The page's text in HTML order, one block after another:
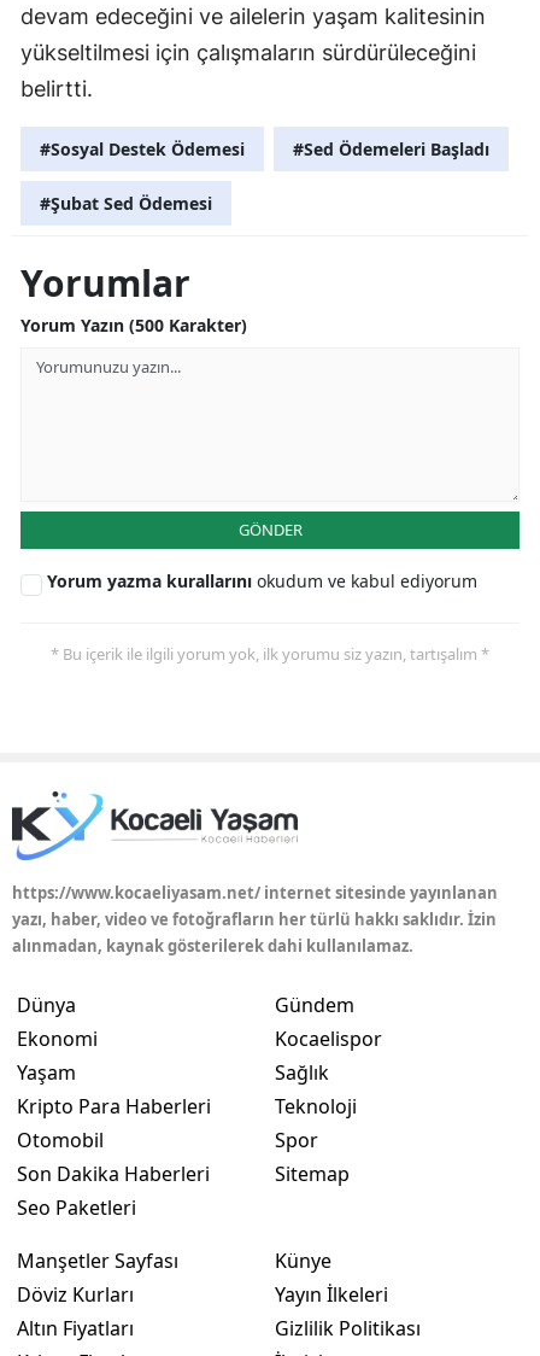
Kırıkkale
Şırnak
Bartın
devam edeceğini ve ailelerin yaşam kalitesinin
yükseltilmesi için çalışmaların sürdürüleceğini
belirtti.
#Sosyal Destek Ödemesi #Sed Ödemeleri Başladı
#Şubat Sed Ödemesi
Yorumlar
Yorum Yazın (500 Karakter)
GÖNDER
Yorum yazma kurallarını okudum ve kabul ediyorum
* Bu içerik ile ilgili yorum yok, ilk yorumu siz yazın, tartışalım *
https://www.kocaeliyasam.net/ internet sitesinde yayınlanan
yazı, haber, video ve fotoğrafların her türlü hakkı saklıdır. İzin
alınmadan, kaynak gösterilerek dahi kullanılamaz.
Dünya
Ekonomi
Yaşam
Kripto Para Haberleri
Otomobil
Son Dakika Haberleri
Seo Paketleri
Gündem
Kocaelispor
Sağlık
Teknoloji
Spor
Sitemap
Manşetler Sayfası
Döviz Kurları
Altın Fiyatları
Künye
Yayın İlkeleri
Gizlilik Politikası